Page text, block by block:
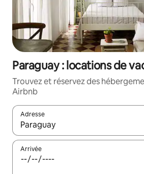
Paraguay : locations de
Trouvez et réservez des
Airbnb
Adresse
Lorsque les résultats s'affichent,
Arrivée